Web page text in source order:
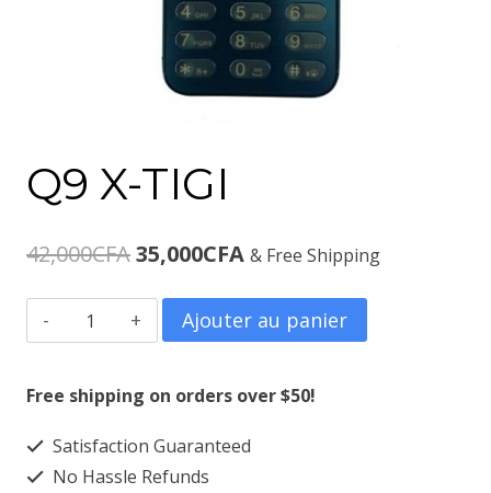
Q9 X-TIGI
42,000CFALe
prix
initial
35,000CFALe
prix
actuel
est :
& Free Shipping
quantité
de
Q9
TIGI
Ajouter au panier
Free shipping on orders over $50!
Satisfaction Guaranteed
No Hassle Refunds